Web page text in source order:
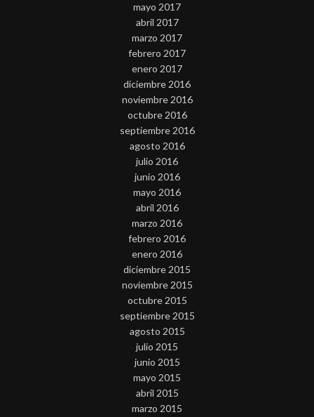
mayo 2017
abril 2017
marzo 2017
febrero 2017
enero 2017
diciembre 2016
noviembre 2016
octubre 2016
septiembre 2016
agosto 2016
julio 2016
junio 2016
mayo 2016
abril 2016
marzo 2016
febrero 2016
enero 2016
diciembre 2015
noviembre 2015
octubre 2015
septiembre 2015
agosto 2015
julio 2015
junio 2015
mayo 2015
abril 2015
marzo 2015